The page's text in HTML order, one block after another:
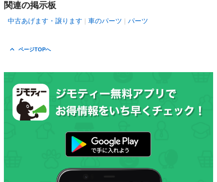
関連の掲示板
中古あげます・譲ります 車のパーツ パーツ
ページTOPへ